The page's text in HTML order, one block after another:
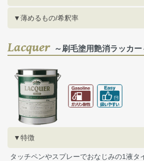
▼薄めるもの/希釈率
Lacquer～刷毛塗用艶消ラッカー
▼特徴
タッチペンやスプレーでおなじみの1液タ